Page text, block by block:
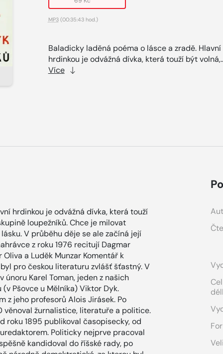
MP3(00:35:43 hod.)
Baladicky laděná poéma o lásce a zradě. Hlavní
hrdinkou je odvážná dívka, která touží být
Více
hrdinkou je odvážná dívka, která touží
loupežníků. Chce je milovat
V průběhu děje se ale začíná její
z roku 1976 recitují Dagmar
a Luděk Munzar Komentář k
byl pro českou literaturu zvlášť šťastný. V
Karel Toman, jeden z našich
Pšovce u Mělníka) Viktor Dyk.
z jeho profesorů Alois Jirásek. Po
žurnalistice, literatuře a politice.
roku 1895 publikoval časopisecky, od
Politicky nejprve pracoval
kandidoval do říšské rady, po